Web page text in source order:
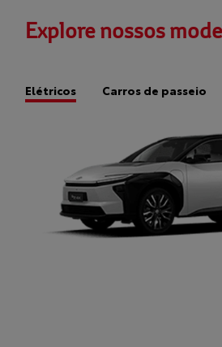
Explore nossos
Elétricos Carros de passeio